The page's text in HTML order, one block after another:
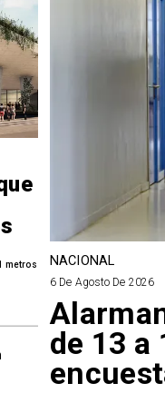
metros
NACIONAL
6 De Agosto De 2026
de 13 a